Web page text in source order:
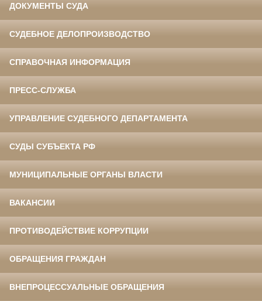
ДОКУМЕНТЫ СУДА
СУДЕБНОЕ ДЕЛОПРОИЗВОДСТВО
СПРАВОЧНАЯ ИНФОРМАЦИЯ
ПРЕСС-СЛУЖБА
УПРАВЛЕНИЕ СУДЕБНОГО ДЕПАРТАМЕНТА
СУДЫ СУБЪЕКТА РФ
МУНИЦИПАЛЬНЫЕ ОРГАНЫ ВЛАСТИ
ВАКАНСИИ
ПРОТИВОДЕЙСТВИЕ КОРРУПЦИИ
ОБРАЩЕНИЯ ГРАЖДАН
ВНЕПРОЦЕССУАЛЬНЫЕ ОБРАЩЕНИЯ